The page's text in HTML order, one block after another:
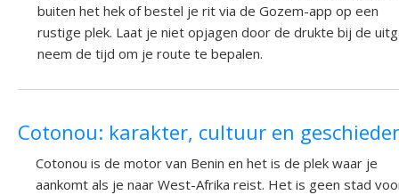
buiten het hek of bestel je rit via de Gozem-app op een
rustige plek. Laat je niet opjagen door de drukte bij de
neem de tijd om je route te bepalen.
Cotonou: karakter, cultuur en
Cotonou is de motor van Benin en het is de plek waar je
aankomt als je naar West-Afrika reist. Het is geen stad